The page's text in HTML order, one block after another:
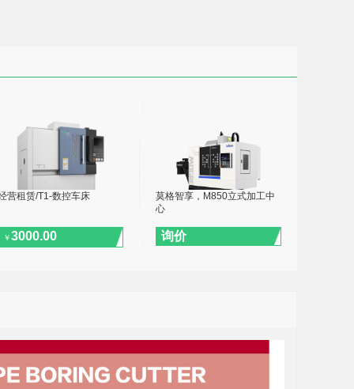
营租赁/T1-数控车床
￥3000.00
莫格智享，M850立式加工中
心
询价